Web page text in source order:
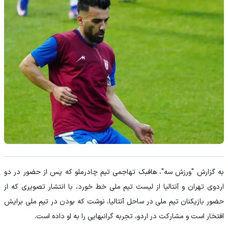
به گزارش "ورزش سه"، هافبک تهاجمی تیم چادرملو که پس از حضور در دو
اردوی تهران و آنتالیا از لیست تیم ملی خط خورد، با انتشار تصویری که از
حضور بازیکنان تیم ملی در ساحل آنتالیا، نوشت که بودن در تیم ملی برایش
افتخار است و مشارکت در اردو، تجربه گرانبهایی را به او داده است.